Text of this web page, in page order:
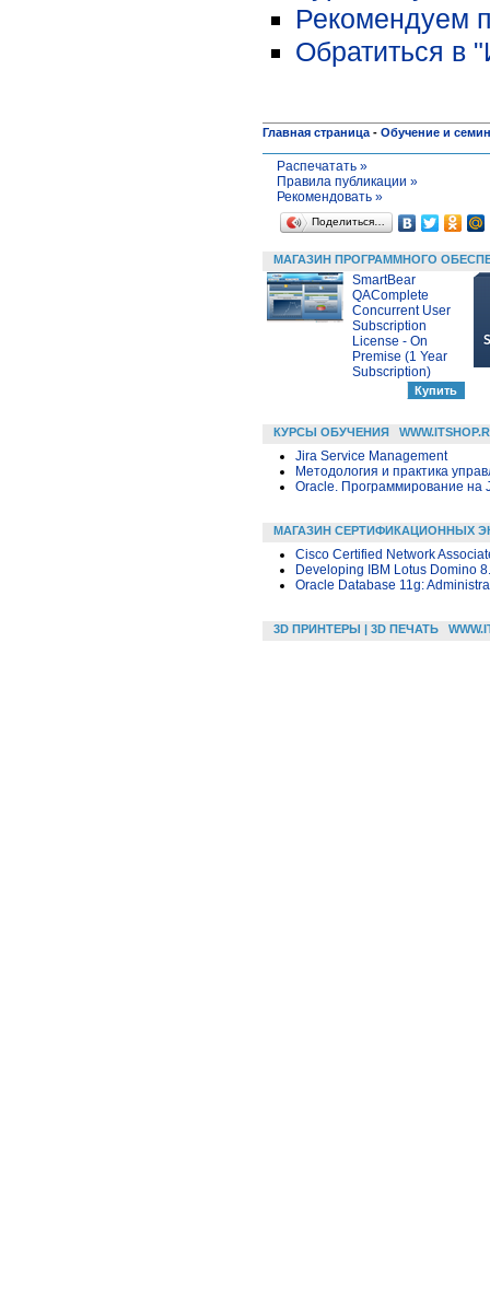
Рекомендуем
Обратиться в
Главная страница - Обучение и
Распечатать »
Правила публикации »
Рекомендовать »
Поделиться…
МАГАЗИН ПРОГРАММНОГО
SmartBear
QAComplete
Concurrent User
Subscription
License - On
Premise (1 Year
Subscription)
КУРСЫ ОБУЧЕНИЯ
Jira Service Management
Методология и практика
Oracle. Программирование на
МАГАЗИН СЕРТИФИКАЦИОННЫХ
Cisco Certified Network
Developing IBM Lotus Domino
Oracle Database 11g:
3D ПРИНТЕРЫ | 3D ПЕЧАТЬ